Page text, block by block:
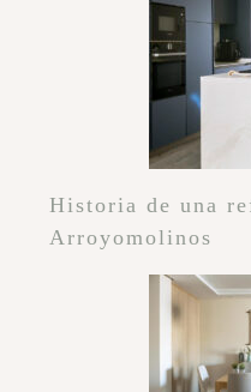
Historia de una
Arroyomolinos